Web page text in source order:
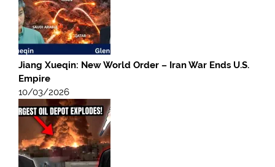
Jiang Xueqin: New World Order – Iran War Ends U.S.
Empire
10/03/2026